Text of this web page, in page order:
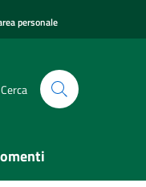
personale
Cerca